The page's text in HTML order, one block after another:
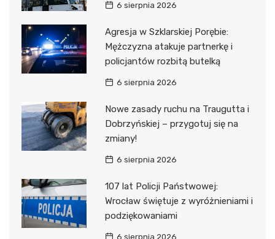
6 sierpnia 2026
Agresja w Szklarskiej Porębie:
Mężczyzna atakuje partnerkę i
policjantów rozbitą butelką
6 sierpnia 2026
Nowe zasady ruchu na Traugutta i
Dobrzyńskiej – przygotuj się na
zmiany!
6 sierpnia 2026
107 lat Policji Państwowej:
Wrocław świętuje z wyróżnieniami i
podziękowaniami
6 sierpnia 2026